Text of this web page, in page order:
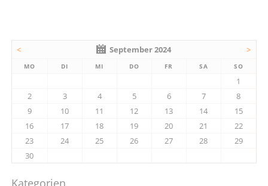
< September 2024 >
MO DI MI DO FR SA SO
1
2
3 4 5 6 7
8
9
10 11 12 13 14
15
16
17 18 19 20 21
22
23
24 25 26 27 28
29
30